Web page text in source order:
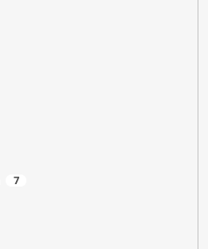
7